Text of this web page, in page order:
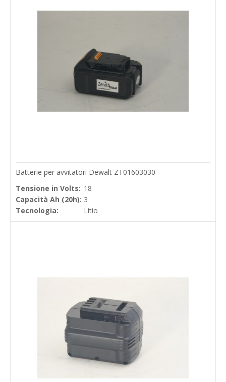
Batterie per avvitatori Dewalt ZT01603030
Tensione in Volts: 18
Capacità Ah (20h): 3
Tecnologia:
Litio